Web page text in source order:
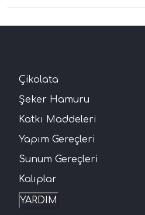
Çikolata
Şeker Hamuru
Katkı Maddeleri
Yapım Gereçleri
Sunum Gereçleri
Kalıplar
YARDIM